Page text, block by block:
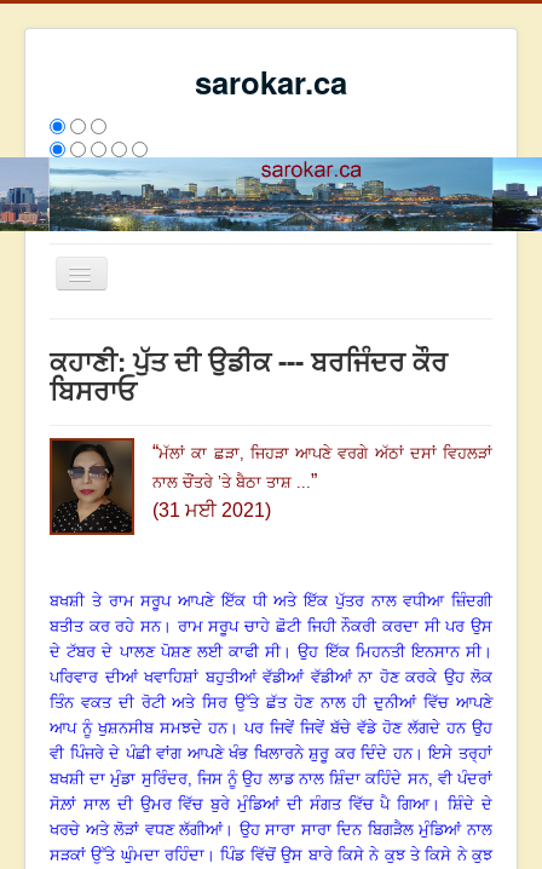
sarokar.ca
Toggle
ਰਚਨਾਵਾਂ
ਸੰਪਰਕ
We have 173 guests and no members online
2809300
ਇਸ ਹਫਤੇ
ਕਹਾਣੀ: ਪੁੱਤ ਦੀ ਉਡੀਕ --- ਬਰਜਿੰਦਰ ਕੌਰ
ਬਿਸਰਾਓ
“ਮੱਲਾਂ ਕਾ ਛੜਾ, ਜਿਹੜਾ ਆਪਣੇ ਵਰਗੇ ਅੱਠਾਂ ਦਸਾਂ ਵਿਹਲੜਾਂ
ਨਾਲ ਚੌਂਤਰੇ ’ਤੇ ਬੈਠਾ ਤਾਸ਼ ...”
(31 ਮਈ 2021)
ਬਖਸ਼ੀ ਤੇ ਰਾਮ ਸਰੂਪ ਆਪਣੇ ਇੱਕ ਧੀ ਅਤੇ ਇੱਕ ਪੁੱਤਰ ਨਾਲ ਵਧੀਆ ਜ਼ਿੰਦਗੀ
ਬਤੀਤ ਕਰ ਰਹੇ ਸਨ। ਰਾਮ ਸਰੂਪ ਚਾਹੇ ਛੋਟੀ ਜਿਹੀ ਨੌਕਰੀ ਕਰਦਾ ਸੀ ਪਰ ਉਸ
ਦੇ ਟੱਬਰ ਦੇ ਪਾਲਣ ਪੋਸ਼ਣ ਲਈ ਕਾਫੀ ਸੀ।ਉਹ ਇੱਕ ਮਿਹਨਤੀ ਇਨਸਾਨ ਸੀ।
ਪਰਿਵਾਰ ਦੀਆਂ ਖਵਾਹਿਸ਼ਾਂ ਬਹੁਤੀਆਂ ਵੱਡੀਆਂ ਵੱਡੀਆਂ ਨਾ ਹੋਣ ਕਰਕੇ ਉਹ ਲੋਕ
ਤਿੰਨ ਵਕਤ ਦੀ ਰੋਟੀ ਅਤੇ ਸਿਰ ਉੱਤੇ ਛੱਤ ਹੋਣ ਨਾਲ ਹੀ ਦੁਨੀਆਂ ਵਿੱਚ ਆਪਣੇ
ਆਪ ਨੂੰ ਖੁਸ਼ਨਸੀਬ ਸਮਝਦੇ ਹਨ। ਪਰ ਜਿਵੇਂ ਜਿਵੇਂ ਬੱਚੇ ਵੱਡੇ ਹੋਣ ਲੱਗਦੇ ਹਨ ਉਹ
ਵੀ ਪਿੰਜਰੇ ਦੇ ਪੰਛੀ ਵਾਂਗ ਆਪਣੇ ਖੰਭ ਖਿਲਾਰਨੇ ਸ਼ੁਰੂ ਕਰ ਦਿੰਦੇ ਹਨ।ਇਸੇ ਤਰ੍ਹਾਂ
ਬਖਸ਼ੀ ਦਾ ਮੁੰਡਾ ਸੁਰਿੰਦਰ, ਜਿਸ ਨੂੰ ਉਹ ਲਾਡ ਨਾਲ ਸ਼ਿੰਦਾ ਕਹਿੰਦੇ ਸਨ, ਵੀ ਪੰਦਰਾਂ
ਸੋਲ਼ਾਂ ਸਾਲ ਦੀ ਉਮਰ ਵਿੱਚ ਬੁਰੇ ਮੁੰਡਿਆਂ ਦੀ ਸੰਗਤ ਵਿੱਚ ਪੈ ਗਿਆ।ਸ਼ਿੰਦੇ ਦੇ
ਖਰਚੇ ਅਤੇ ਲੋੜਾਂ ਵਧਣ ਲੱਗੀਆਂ। ਉਹ ਸਾਰਾ ਸਾਰਾ ਦਿਨ ਬਿਗੜੈਲ ਮੁੰਡਿਆਂ ਨਾਲ
ਸੜਕਾਂ ਉੱਤੇ ਘੁੰਮਦਾ ਰਹਿੰਦਾ ।ਪਿੰਡ ਵਿੱਚੋਂ ਉਸ ਬਾਰੇ ਕਿਸੇ ਨੇ ਕੁਝ ਤੇ ਕਿਸੇ ਨੇ ਕੁਝ